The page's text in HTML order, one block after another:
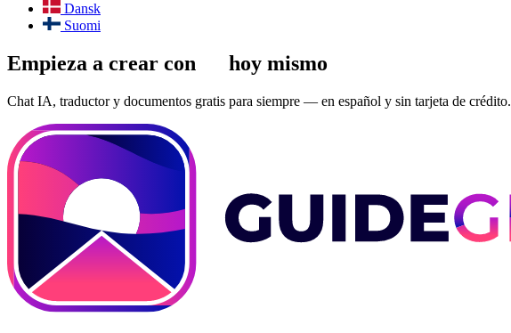
Dansk
Suomi
Empieza a crear con hoy mismo
Chat IA, traductor y documentos gratis para siempre — en español y sin tarjeta de crédito.